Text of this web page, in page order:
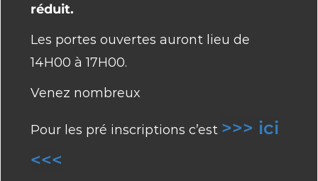
réduit.
Les portes ouvertes auront lieu de
14H00 à 17H00.
Venez nombreux
Pour les pré inscriptions c’est >>> ici
<<<